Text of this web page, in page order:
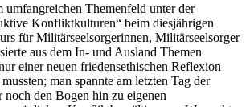
umfangreichen Themenfeld unter der
Konfliktkulturen“ beim diesjährigen
für Militärseelsorgerinnen, Militärseelsorger
aus dem In- und Ausland Themen
einer neuen friedensethischen Reflexion
man spannte am letzten Tag der
noch den Bogen hin zu eigenen